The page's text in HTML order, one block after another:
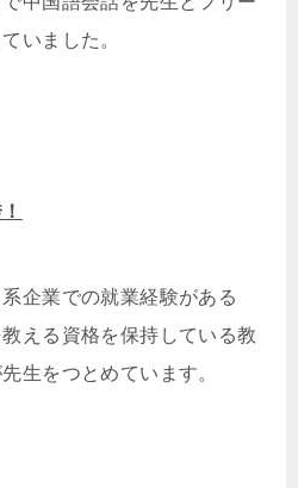
いました。
企業での就業経験がある
える資格を保持している教
生をつとめています。